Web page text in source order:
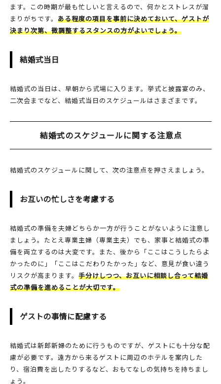
ます。この時期が最も忙しいと言えるので、何かとストレスが溜
まりがちです。 ある程度の項目を事前に決めておいて、ゲストが
決まり次第、微調整するスタンスの方がよいでしょう。
結婚式当日
結婚式の当日は、早朝から式場に入ります。挙式と披露宴のみ、
二次会までなど、結婚式当日のスケジュールはさまざまです。
結婚式のスケジュールに関する注意点
結婚式のスケジュールに関して、次の注意点を押さえましょう。
お互いの忙しさを考慮する
結婚式の準備を夫婦どちらか一方が行うことがないように注意し
ましょう。たとえ専業主婦（専業主夫）でも、家事と結婚式の準
備を両立するのは大変です。また、後から「ここはこうしたらよ
かったのに」「ここはこだわりたかった」など、意見が食い違う
リスクが高まります。 手分けしつつ、お互いに相談し合って結婚
式の準備を進めることが大切です。
ゲストの事情に配慮する
結婚式は新郎新婦のために行うものですが、ゲストにも十分な配
慮が必要です。遠方から来るゲストに周辺のホテルを案内した
り、宿泊費を出したりするなど、おもてなしの気持ちを持ちまし
ょう。